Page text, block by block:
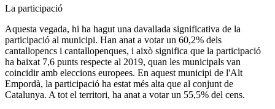
La participació
Aquesta vegada, hi ha hagut una davallada significativa de la
participació al municipi. Han anat a votar un 60,2% dels
cantallopencs i cantallopenques, i això significa que la participació
ha baixat 7,6 punts respecte al 2019, quan les municipals van
coincidir amb eleccions europees. En aquest municipi de l'Alt
Empordà, la participació ha estat més alta que al conjunt de
Catalunya. A tot el territori, ha anat a votar un 55,5% del cens.